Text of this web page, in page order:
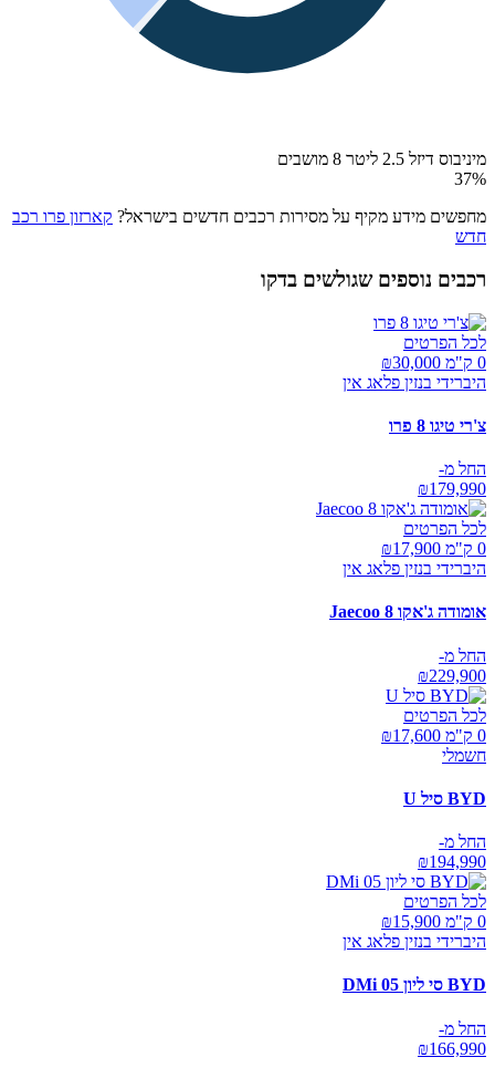
מיניבוס דיזל 2.5 ליטר 8 מושבים
37%
מחפשים מידע מקיף על מסירות רכבים חדשים בישראל? קארזון פרו רכב
חדש
רכבים נוספים שגולשים בדקו
לכל הפרטים
0 ק"מ ₪
30,000
היברידי בנזין פלאג אין
צ'רי טיגו 8 פרו
החל מ-
₪179,990
לכל הפרטים
0 ק"מ ₪
17,900
היברידי בנזין פלאג אין
אומודה ג'אקו Jaecoo 8
החל מ-
₪229,900
לכל הפרטים
0 ק"מ ₪
17,600
חשמלי
BYD סיל U
החל מ-
₪194,990
לכל הפרטים
0 ק"מ ₪
15,900
היברידי בנזין פלאג אין
BYD סי ליון 05 DMi
החל מ-
₪166,990